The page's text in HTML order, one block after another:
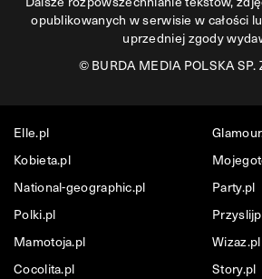
opublikowanych w serwisie w całości
uprzedniej zgody
©BURDA MEDIA POLSKA SP.
Elle.pl
Kobieta.pl
National-geographic.pl
Party.pl
Polki.pl
Mamotoja.pl
Wizaz.pl
Cocolita.pl
Story.pl